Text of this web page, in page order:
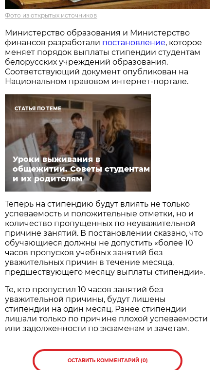
Фото из открытых источников
Министерство образования и Министерство
финансов разработали постановление, которое
меняет порядок выплаты стипендии студентам
белорусских учреждений образования.
Соответствующий документ опубликован на
Национальном правовом интернет-портале.
СТАТЬЯ ПО ТЕМЕ
Уроки выживания в
общежитии. Советы студентам
и их родителям
Теперь на стипендию будут влиять не только
успеваемость и положительные отметки, но и
количество пропущенных по неуважительной
причине занятий. В постановлении сказано, что
обучающиеся должны не допустить «более 10
часов пропусков учебных занятий без
уважительных причин в течение месяца,
предшествующего месяцу выплаты стипендии».
Те, кто пропустил 10 часов занятий без
уважительной причины, будут лишены
стипендии на один месяц. Ранее стипендии
лишали только по причине плохой успеваемости
или задолженности по экзаменам и зачетам.
ОСТАВИТЬ КОММЕНТАРИЙ (0)